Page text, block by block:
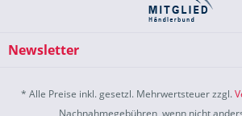
Newsletter
* Alle Preise inkl. gesetzl. Mehrwertsteuer zzgl.